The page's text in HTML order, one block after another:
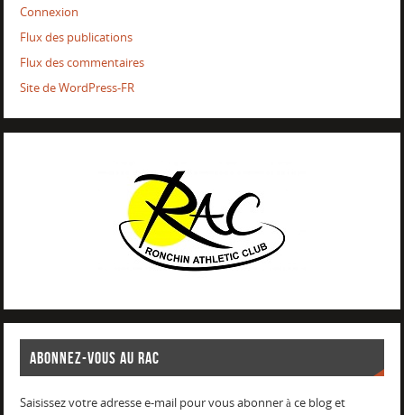
Connexion
Flux des publications
Flux des commentaires
Site de WordPress-FR
ABONNEZ-VOUS AU RAC
Saisissez votre adresse e-mail pour vous abonner à ce blog et